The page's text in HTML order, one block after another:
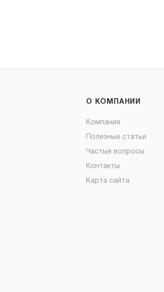
О КОМПАНИИ
Компания
Полезные статьи
Частые вопросы
Контакты
Карта сайта